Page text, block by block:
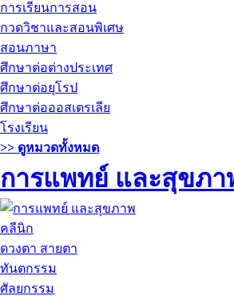
การเรียนการสอน
กวดวิชาและสอนพิเศษ
สอนภาษา
ศึกษาต่อต่างประเทศ
ศึกษาต่อยุโรป
ศึกษาต่อออสเตรเลีย
โรงเรียน
>> ดูหมวดทั้งหมด
การแพทย์ และสุขภา
คลีนิก
ดวงตา สายตา
ทันตกรรม
ศัลยกรรม